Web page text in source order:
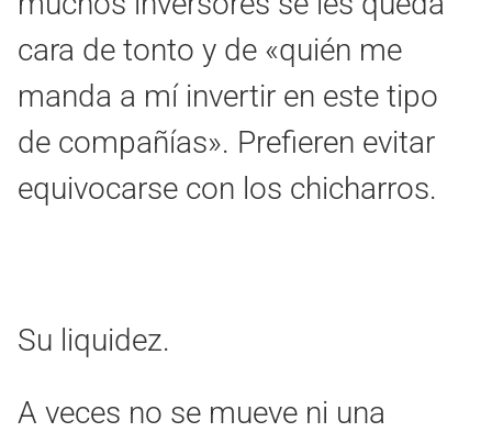
cara de tonto y de «quién me
manda a mí invertir en este tipo
de compañías». Prefieren evitar
equivocarse con los chicharros.
Su liquidez.
A veces no se mueve ni una